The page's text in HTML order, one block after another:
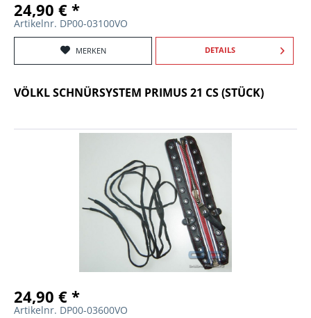
24,90 € *
Artikelnr. DP00-03100VO
MERKEN DETAILS
VÖLKL SCHNÜRSYSTEM PRIMUS 21 CS (STÜCK)
24,90 € *
Artikelnr. DP00-03600VO